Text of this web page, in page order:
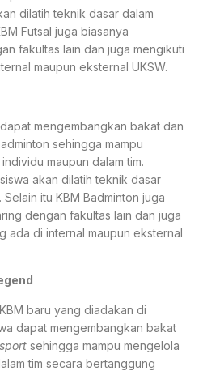
dilatih teknik dasar dalam
Futsal juga biasanya
fakultas lain dan juga mengikuti
maupun eksternal UKSW.
mengembangkan bakat dan
sehingga mampu
maupun dalam tim.
akan dilatih teknik dasar
itu KBM Badminton juga
dengan fakultas lain dan juga
ada di internal maupun eksternal
baru yang diadakan di
dapat mengembangkan bakat
sehingga mampu mengelola
tim secara bertanggung